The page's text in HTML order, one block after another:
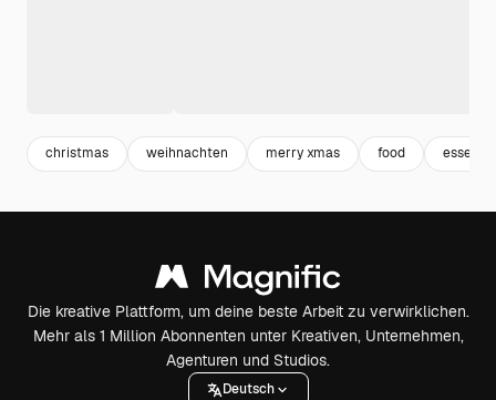
christmas weihnachten merry xmas food essen
Die kreative Plattform, um deine beste Arbeit zu verwirklichen.
Mehr als 1 Million Abonnenten unter Kreativen, Unternehmen,
Agenturen und Studios.
Deutsch